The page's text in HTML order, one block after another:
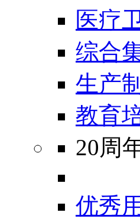
医疗
综合
生产
教育
20周
优秀